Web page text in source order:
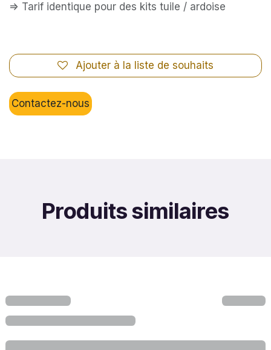
=> Tarif identique pour des kits tuile / ardoise
Ajouter à la liste de souhaits
Contactez-nous
Produits similaires